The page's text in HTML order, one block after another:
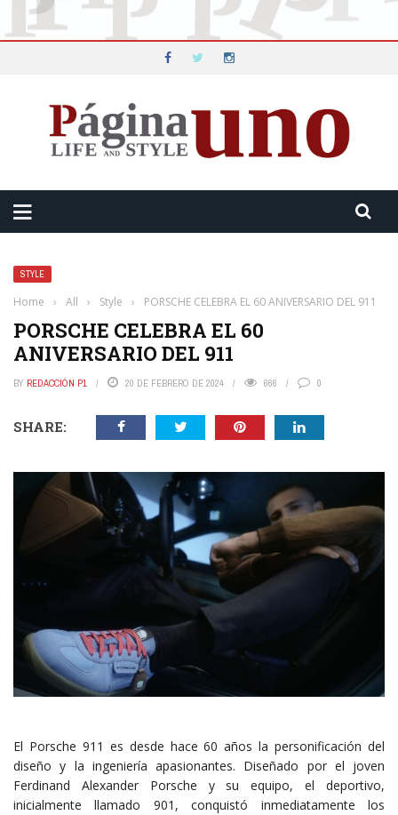
STYLE
Home › All › Style › PORSCHE CELEBRA EL 60 ANIVERSARIO DEL 911
PORSCHE CELEBRA EL 60
ANIVERSARIO DEL 911
BY REDACCIÓN P1 20 DE FEBRERO DE 2024 666 0
SHARE:
El Porsche 911 es desde hace 60 años la personificación del
diseño y la ingeniería apasionantes. Diseñado por el joven
Ferdinand Alexander Porsche y su equipo, el deportivo,
inicialmente llamado 901, conquistó inmediatamente los